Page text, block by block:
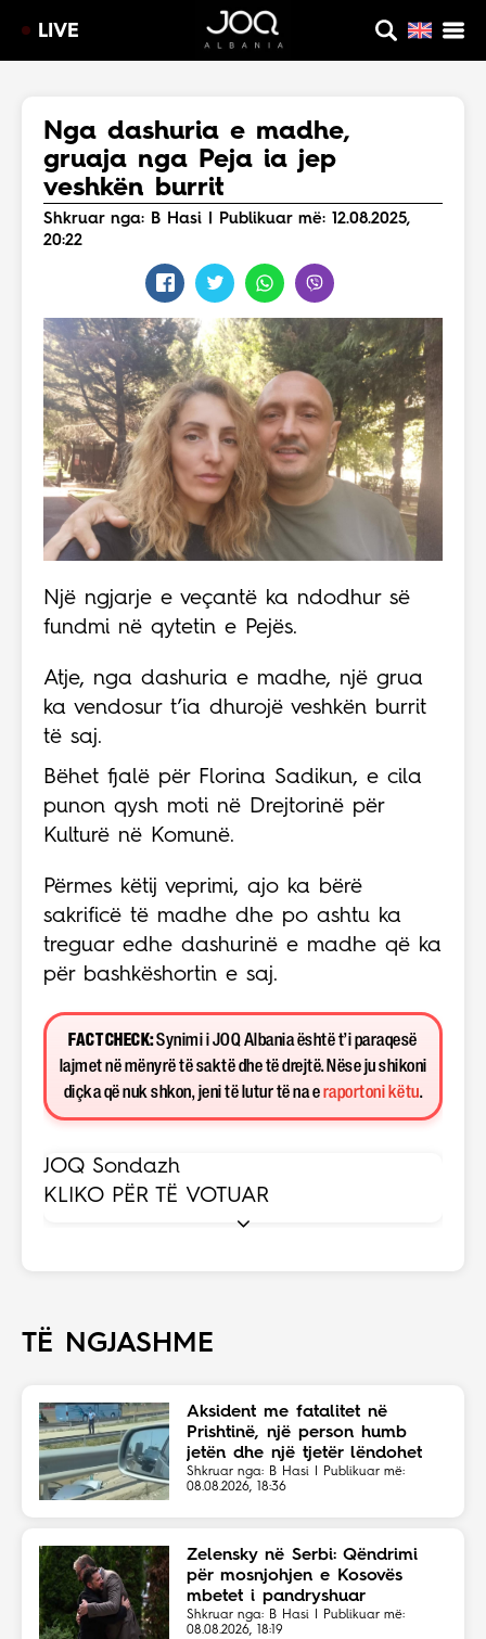
LIVE
Nga dashuria e madhe,
gruaja nga Peja ia jep
veshkën burrit
Shkruar nga: B Hasi | Publikuar më: 12.08.2025,
20:22
Një ngjarje e veçantë ka ndodhur së
fundmi në qytetin e Pejës.
Atje, nga dashuria e madhe, një grua
ka vendosur t’ia dhurojë veshkën burrit
të saj.
Bëhet fjalë për Florina Sadikun, e cila
punon qysh moti në Drejtorinë për
Kulturë në Komunë.
Përmes këtij veprimi, ajo ka bërë
sakrificë të madhe dhe po ashtu ka
treguar edhe dashurinë e madhe që ka
për bashkëshortin e saj.
FACT CHECK:Synimi i JOQ Albania është t’i paraqesë
lajmet në mënyrë të saktë dhe të drejtë. Nëse ju shikoni
diçka që nuk shkon, jeni të lutur të na e raportoni këtu.
JOQ Sondazh
KLIKO PËR TË VOTUAR
TË NGJASHME
Aksident me fatalitet në
Prishtinë, një person humb
jetën dhe një tjetër lëndohet
Shkruar nga: B Hasi | Publikuar më:
08.08.2026, 18:36
Zelensky në Serbi: Qëndrimi
për mosnjohjen e Kosovës
mbetet i pandryshuar
Shkruar nga: B Hasi | Publikuar më:
08.08.2026, 18:19